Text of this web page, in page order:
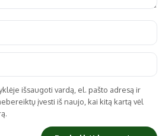
išsaugoti vardą, el. pašto adresą ir
įvesti iš naujo, kai kitą kartą vėl